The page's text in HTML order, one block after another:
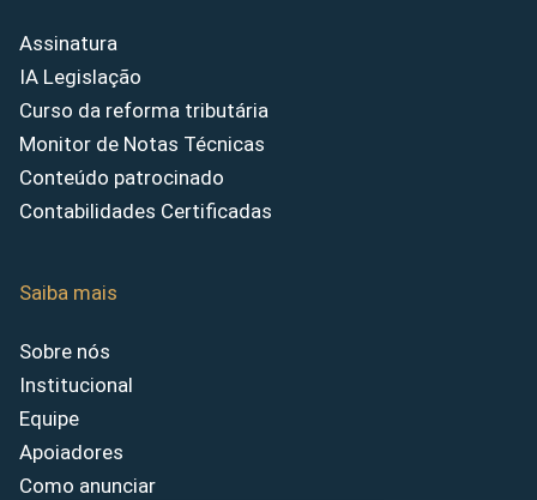
Assinatura
IA Legislação
Curso da reforma tributária
Monitor de Notas Técnicas
Conteúdo patrocinado
Contabilidades Certificadas
Saiba mais
Sobre nós
Institucional
Equipe
Apoiadores
Como anunciar